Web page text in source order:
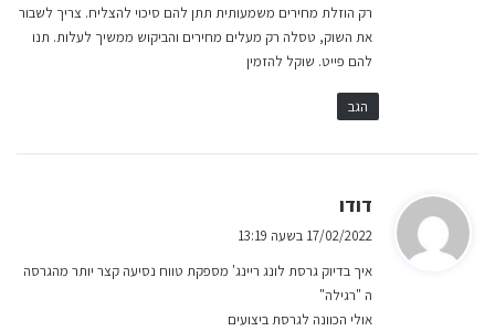
רק הוזלת מחירים משמעותית תתן להם סיכוי להצליח. צריך לשבור
את השוק, טסלה רק מעלים מחירים והביקוש ממשיך לעלות. תנו
להם פייט. שוקל להזמין
הגב
דודו
ב
:
17/02/2022 בשעה 13:19
איך בדיוק גרסת לונג ריינג' מספקת טווח נסיעה קצר יותר מהגרסה
ה "רגילה"
אולי הכוונה לגרסת ביצועים